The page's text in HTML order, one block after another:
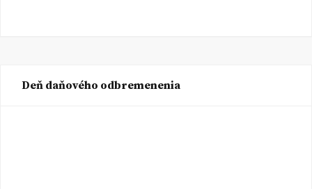
Deň daňového odbremenenia